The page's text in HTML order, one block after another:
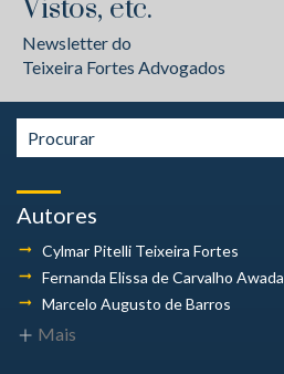
Vistos, etc.
Newsletter do
Teixeira Fortes Advogados
Autores
Cylmar Pitelli Teixeira Fortes
Fernanda Elissa de Carvalho Awada
Marcelo Augusto de Barros
Mais